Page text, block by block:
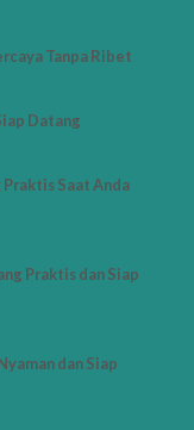
Tanpa Ribet
Datang
Saat Anda
Praktis dan Siap
dan Siap